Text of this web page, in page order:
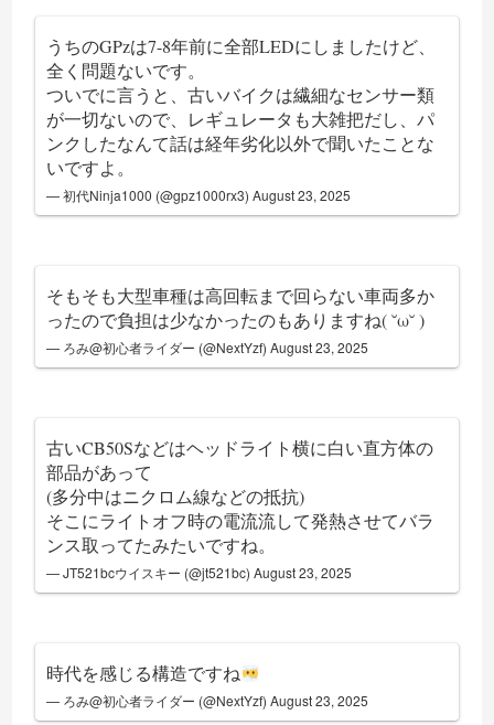
うちのGPzは7-8年前に全部LEDにしましたけど、
全く問題ないです。
ついでに言うと、古いバイクは繊細なセンサー類
が一切ないので、レギュレータも大雑把だし、パ
ンクしたなんて話は経年劣化以外で聞いたことな
いですよ。
— 初代Ninja1000 (@gpz1000rx3)August 23, 2025
そもそも大型車種は高回転まで回らない車両多か
ったので負担は少なかったのもありますね( ˘ω˘ )
— ろみ@初心者ライダー (@NextYzf)August 23, 2025
古いCB50Sなどはヘッドライト横に白い直方体の
部品があって
(多分中はニクロム線などの抵抗)
そこにライトオフ時の電流流して発熱させてバラ
ンス取ってたみたいですね。
— JT521bcウイスキー (@jt521bc)August 23, 2025
時代を感じる構造ですね
— ろみ@初心者ライダー (@NextYzf)August 23, 2025